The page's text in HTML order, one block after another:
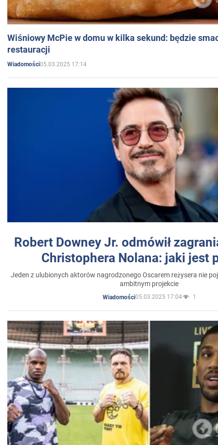
Wiśniowy McPie w domu w kilka sekund: będzie
restauracji
Wiadomości05.03.2025 17:14
Robert Downey Jr. odmówił
Christophera Nolana: jaki jest
Jeden z ulubionych aktorów nagrodzonego Oscarem reżysera nie
ambitnym projekcie
Wiadomości05.03.2025 17:04 1